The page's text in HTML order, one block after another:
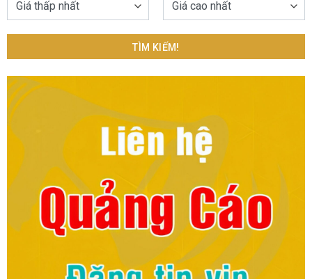
TÌM KIẾM!